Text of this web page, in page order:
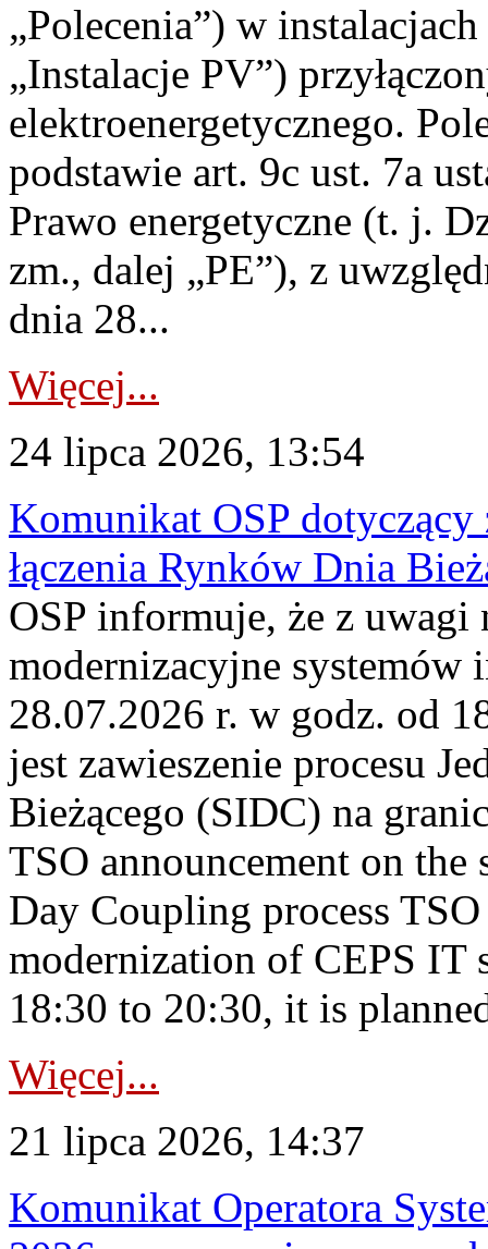
„Polecenia”) w
„Instalacje PV”)
elektroenergetycznego.
podstawie art. 9c ust. 7a
Prawo energetyczne (t. j.
zm., dalej „PE”), z
dnia 28...
Więcej...
24 lipca 2026, 13:54
Komunikat OSP dotyczący
łączenia Rynków Dnia
OSP informuje, że z uwagi
modernizacyjne
28.07.2026 r. w godz. od
jest zawieszenie procesu
Bieżącego (SIDC) na
TSO announcement on
Day Coupling process
modernization of CEPS IT
18:30 to 20:30, it is
Więcej...
21 lipca 2026, 14:37
Komunikat Operatora